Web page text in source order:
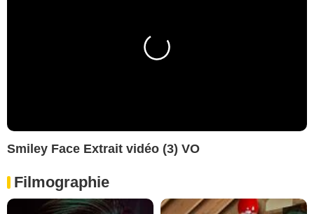
Smiley Face Extrait vidéo (3) VO
Filmographie